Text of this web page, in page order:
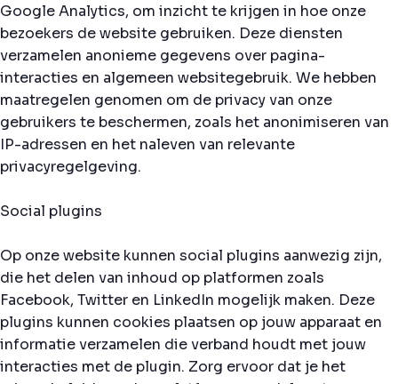
Google Analytics, om inzicht te krijgen in hoe onze
bezoekers de website gebruiken. Deze diensten
verzamelen anonieme gegevens over pagina-
interacties en algemeen websitegebruik. We hebben
maatregelen genomen om de privacy van onze
gebruikers te beschermen, zoals het anonimiseren van
IP-adressen en het naleven van relevante
privacyregelgeving.
Social plugins
Op onze website kunnen social plugins aanwezig zijn,
die het delen van inhoud op platformen zoals
Facebook, Twitter en LinkedIn mogelijk maken. Deze
plugins kunnen cookies plaatsen op jouw apparaat en
informatie verzamelen die verband houdt met jouw
interacties met de plugin. Zorg ervoor dat je het